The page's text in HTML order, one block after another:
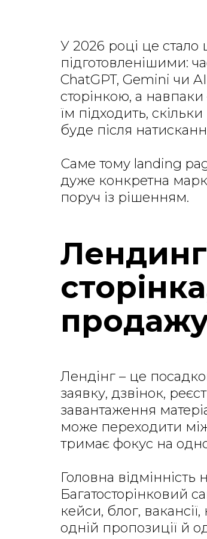
У 2026 році це стало
підготовленішими:
ChatGPT, Gemini чи
сторінкою, а
їм підходить,
буде після
Саме тому landing
дуже конкретна
поруч із рішенням.
Лендінг – це
заявку, дзвінок,
завантаження
може переходити
тримає фокус на
Головна відмінність
Багатосторінковий
кейси, блог,
одній пропозиції й